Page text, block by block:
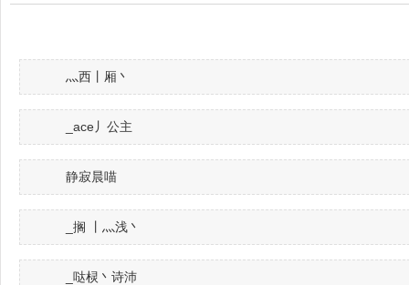
灬西丨厢丶
_ace丿公主
静寂晨喵
_搁 丨灬浅丶
_哒棂丶诗沛